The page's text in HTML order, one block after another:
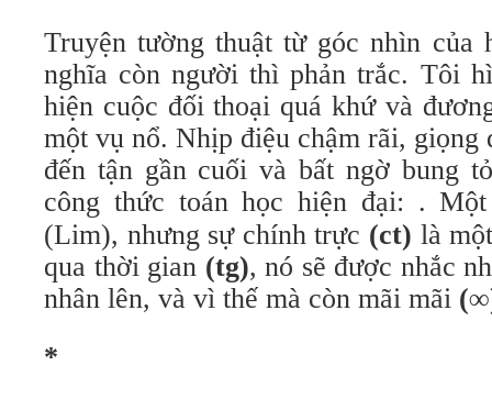
Truyện tường thuật từ góc nhìn của
nghĩa còn người thì phản trắc. Tôi
hiện cuộc đối thoại quá khứ và
một vụ nổ. Nhịp điệu chậm rãi, giọng
đến tận gần cuối và bất ngờ bung
công thức toán học hiện đại: .
(Lim), nhưng sự chính trực (ct) là
qua thời gian (tg), nó sẽ được nhắc
nhân lên, và vì thế mà còn mãi mãi
*